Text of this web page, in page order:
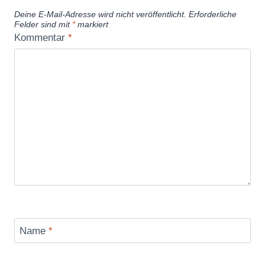
Deine E-Mail-Adresse wird nicht veröffentlicht. Erforderliche
Felder sind mit *markiert
Kommentar *
Name *